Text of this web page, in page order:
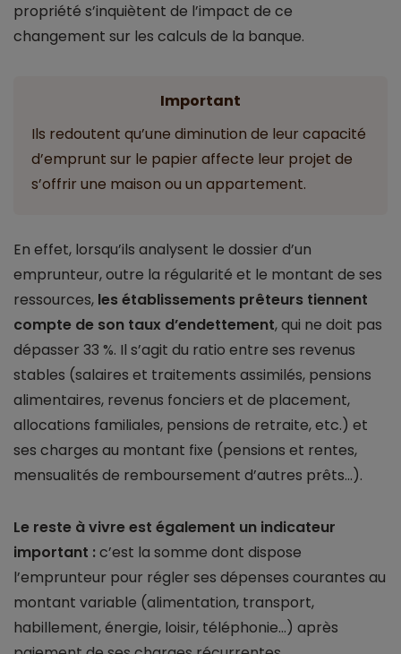
propriété s’inquiètent de l’impact de ce
changement sur les calculs de la banque.
Important
Ils redoutent qu’une diminution de leur capacité
d’emprunt sur le papier affecte leur projet de
s’offrir une maison ou un appartement.
En effet, lorsqu’ils analysent le dossier d’un
emprunteur, outre la régularité et le montant de ses
ressources, les établissements prêteurs tiennent
compte de son taux d’endettement, qui ne doit pas
dépasser 33 %. Il s’agit du ratio entre ses revenus
stables (salaires et traitements assimilés, pensions
alimentaires, revenus fonciers et de placement,
allocations familiales, pensions de retraite, etc.) et
ses charges au montant fixe (pensions et rentes,
mensualités de remboursement d’autres prêts…).
Le reste à vivre est également un indicateur
important :c’est la somme dont dispose
l’emprunteur pour régler ses dépenses courantes au
montant variable (alimentation, transport,
habillement, énergie, loisir, téléphonie…) après